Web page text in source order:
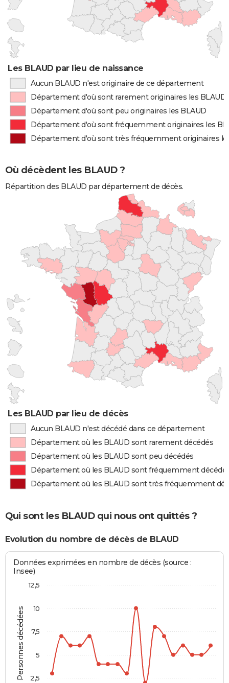
Les BLAUD par lieu de naissance
Aucun BLAUD n'est originaire de ce département
Département d'où sont rarement originaires les BLAUD
Département d'où sont peu originaires les BLAUD
Département d'où sont fréquemment originaires les
Département d'où sont très fréquemment originaires
Où décèdent les BLAUD ?
Répartition des BLAUD par département de décès.
Les BLAUD par lieu de décès
Aucun BLAUD n'est décédé dans ce département
Département où les BLAUD sont rarement décédés
Département où les BLAUD sont peu décédés
Département où les BLAUD sont fréquemment
Département où les BLAUD sont très fréquemment
Qui sont les BLAUD qui nous ont quittés ?
Evolution du nombre de décès de BLAUD
Personnes décédées
Données exprimées en nombre de décès (source :
Insee)
2,5
5
7,5
10
12,5